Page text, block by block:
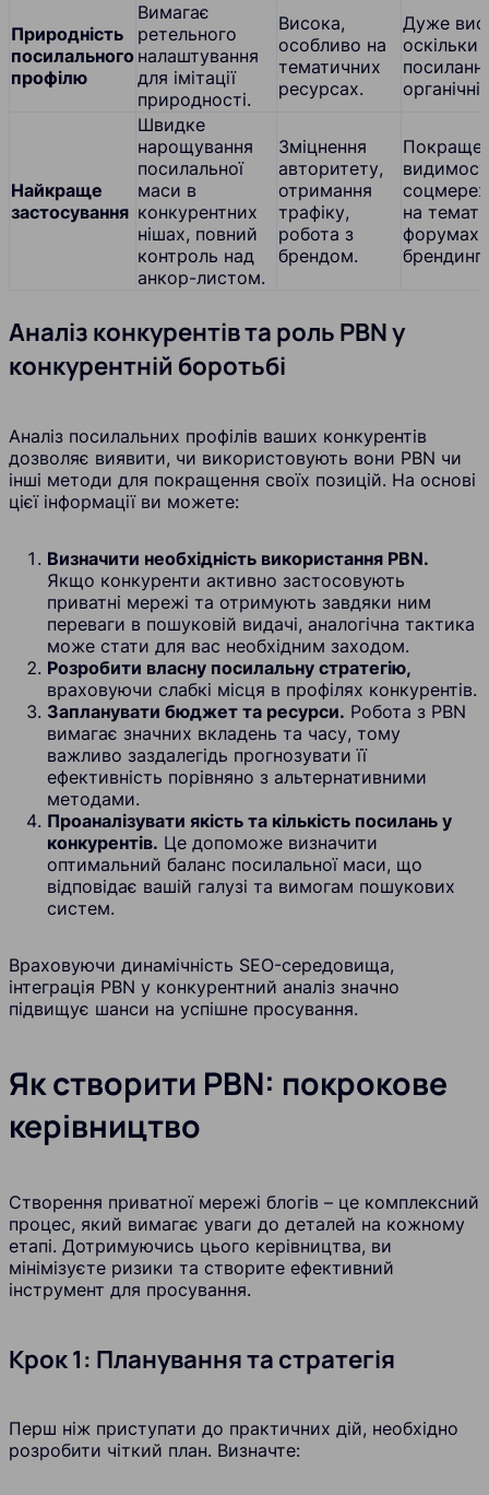
Природність
посилального
профілю
Вимагає
ретельного
налаштування
для імітації
природності.
Висока,
особливо на
тематичних
ресурсах.
Дуже
оскільки
органічні.
Найкраще
застосування
Швидке
нарощування
посилальної
маси в
конкурентних
нішах, повний
контроль над
анкор-листом.
Зміцнення
авторитету,
отримання
трафіку,
робота з
брендом.
на
форумах,
брендинг.
Аналіз конкурентів та роль PBN у
конкурентній боротьбі
Аналіз посилальних профілів ваших конкурентів
дозволяє виявити, чи використовують вони PBN чи
інші методи для покращення своїх позицій. На основі
цієї інформації ви можете:
Визначити необхідність використання PBN.
Якщо конкуренти активно застосовують
приватні мережі та отримують завдяки ним
переваги в пошуковій видачі, аналогічна тактика
може стати для вас необхідним заходом.
Розробити власну посилальну стратегію,
враховуючи слабкі місця в профілях конкурентів.
Запланувати бюджет та ресурси. Робота з PBN
вимагає значних вкладень та часу, тому
важливо заздалегідь прогнозувати її
ефективність порівняно з альтернативними
методами.
Проаналізувати якість та кількість посилань у
конкурентів. Це допоможе визначити
оптимальний баланс посилальної маси, що
відповідає вашій галузі та вимогам пошукових
систем.
Враховуючи динамічність SEO-середовища,
інтеграція PBN у конкурентний аналіз значно
підвищує шанси на успішне просування.
Як створити PBN: покрокове
керівництво
Створення приватної мережі блогів – це комплексний
процес, який вимагає уваги до деталей на кожному
етапі. Дотримуючись цього керівництва, ви
мінімізуєте ризики та створите ефективний
інструмент для просування.
Крок 1: Планування та стратегія
Перш ніж приступати до практичних дій, необхідно
розробити чіткий план. Визначте: